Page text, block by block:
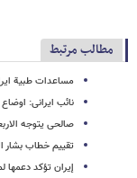
مطالب مرتبط
مساعدات طبیة
نائب ایرانی:
صالحی یتوجه
تقییم خطاب بشار
إیران تؤکد دعمها